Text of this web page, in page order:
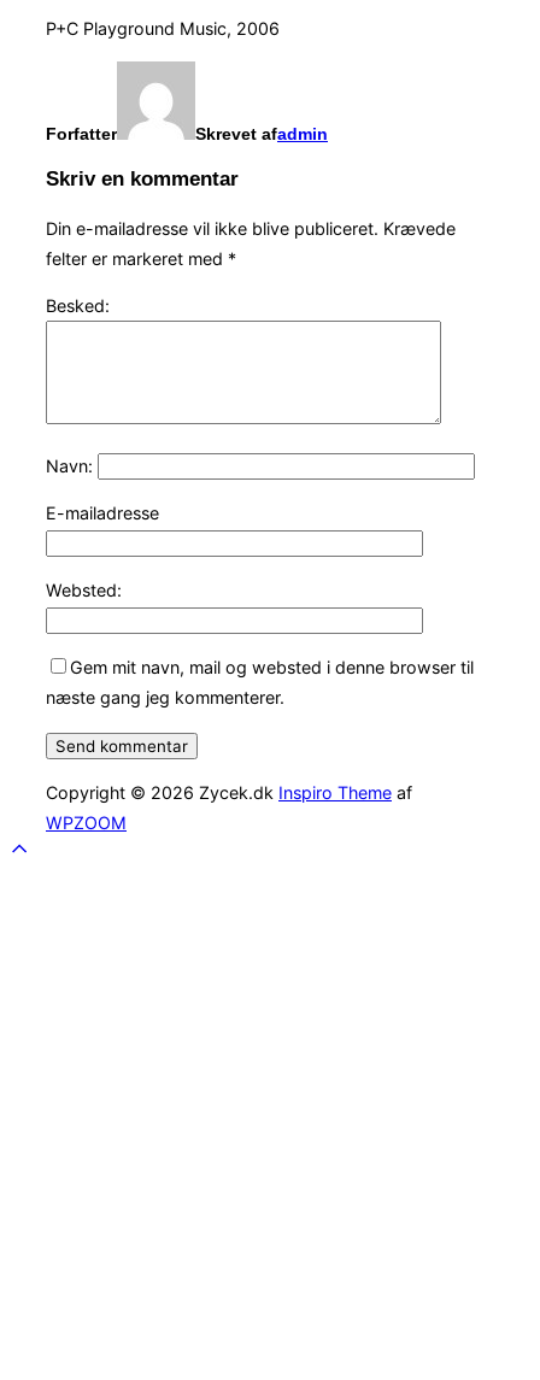
P+C Playground Music, 2006
Forfatter Skrevet afadmin
Skriv en kommentar
Din e-mailadresse vil ikke blive publiceret. Krævede
felter er markeret med *
Besked:
Navn:
E-mailadresse
Websted:
Gem mit navn, mail og websted i denne browser til
næste gang jeg kommenterer.
Copyright © 2026 Zycek.dk Inspiro Theme af
WPZOOM